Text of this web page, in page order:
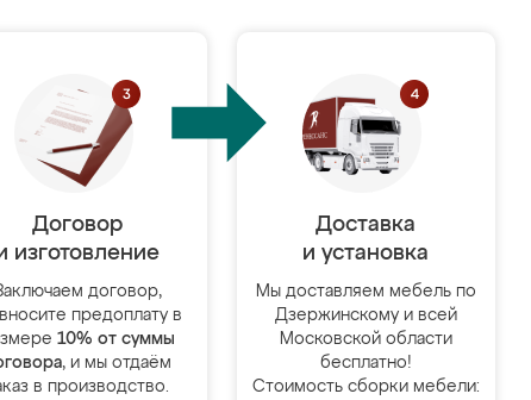
Договор
изготовление
договор,
предоплату в
10% от суммы
, и мы отдаём
в производство.
Доставка
и установка
Мы доставляем мебель по
Дзержинскому и всей
Московской области
бесплатно!
Стоимость сборки мебели: